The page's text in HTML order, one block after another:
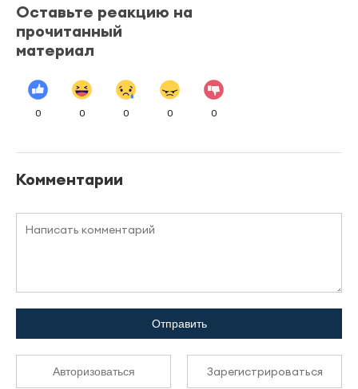
Оставьте реакцию на
прочитанный
материал
0 0 0 0 0
Комментарии
Отправить
Авторизоваться Зарегистрироваться